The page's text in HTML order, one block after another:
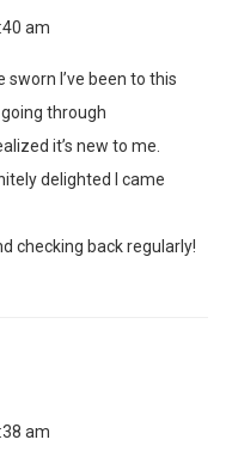
am
sworn I’ve been to this
through
it’s new to me.
delighted I came
checking back regularly!
am